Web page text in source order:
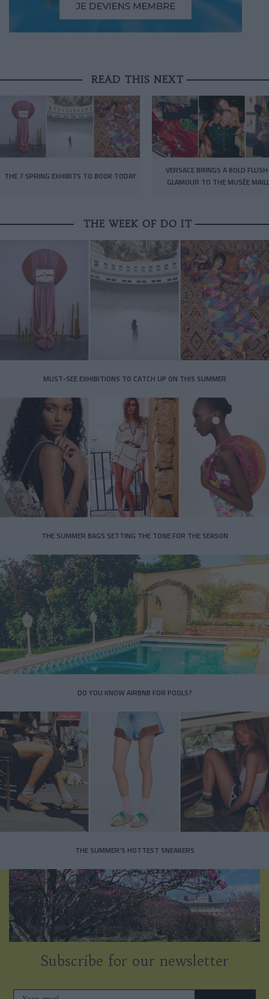
READ THIS NEXT
THE 7 SPRING EXHIBITS TO BOOK TODAY
VERSACE BRINGS A BOLD
GLAMOUR TO THE MUSÉE
THE WEEK OF DO IT
MUST-SEE EXHIBITIONS TO CATCH UP ON THIS SUMMER
THE SUMMER BAGS SETTING THE TONE FOR THE SEASON
DO YOU KNOW AIRBNB FOR POOLS?
THE SUMMER’S HOTTEST SNEAKERS
Subscribe for our newsletter